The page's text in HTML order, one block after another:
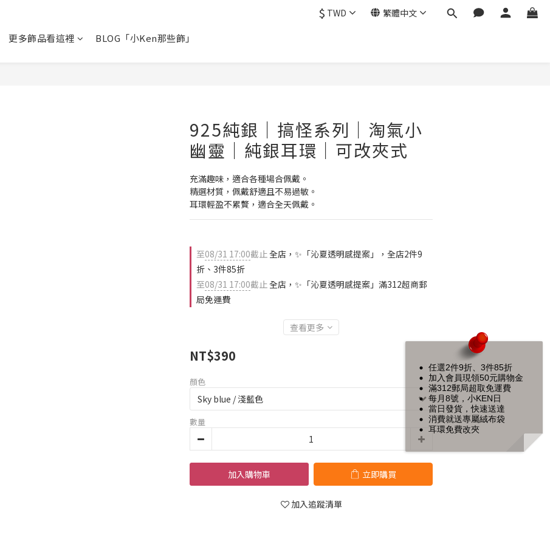
$ TWD 繁體中文
更多飾品看這裡 BLOG「小Ken那些飾」
925純銀｜搞怪系列｜淘氣小
幽靈｜純銀耳環｜可改夾式
充滿趣味，適合各種場合佩戴。
精選材質，佩戴舒適且不易過敏。
耳環輕盈不累贅，適合全天佩戴。
至08/31 17:00截止全店，✨「沁夏透明感提案」，全店2件9
折、3件85折
至08/31 17:00截止全店，✨「沁夏透明感提案」滿312超商郵
局免運費
查看更多
NT$390
顏色
數量
加入購物車 立即購買
加入追蹤清單
任選2件9折、3件85折
加入會員現領50元購物金
滿312郵局超取免運費
每月8號，小KEN日
當日發貨，快速送達
消費就送專屬絨布袋
耳環免費改夾